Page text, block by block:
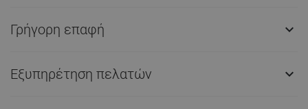
Γρήγορη επαφή 
Εξυπηρέτηση πελατών 